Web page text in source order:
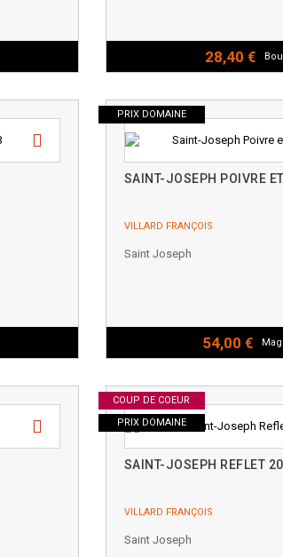
28,40 €
PRIX DOMAINE
SAINT-JOSEPH POIVRE
VILLARD FRANÇOIS
Saint Joseph
54,00 €
COUP DE COEUR
PRIX DOMAINE
SAINT-JOSEPH REFLET
VILLARD FRANÇOIS
Saint Joseph